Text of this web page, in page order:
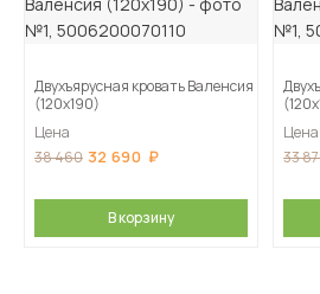
Двухъярусная кровать Валенсия
(120х190)
Цена
38 460 32 690
В корзину
Цена
33